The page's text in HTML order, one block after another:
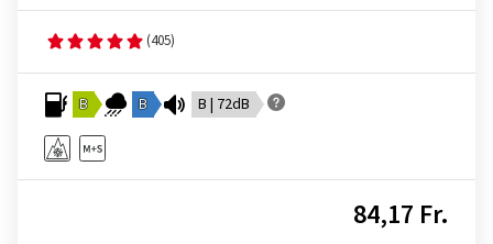
(405)
B B B | 72dB
84,17 Fr.